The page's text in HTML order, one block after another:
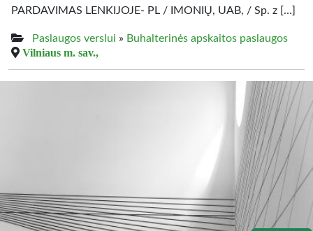
PARDAVIMAS LENKIJOJE- PL / IMONIŲ, UAB, / Sp. z […]
Paslaugos verslui » Buhalterinės apskaitos paslaugos
Vilniaus m. sav.,